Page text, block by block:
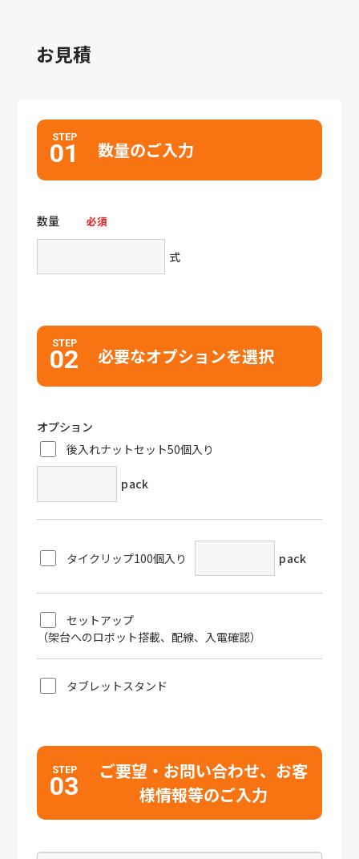
お見積
STEP
01 数量のご入力
数量 必須
式
STEP
02 必要なオプションを選択
オプション
後入れナットセット50個入り
pack
タイクリップ100個入り pack
セットアップ
（架台へのロボット搭載、配線、入電確認）
タブレットスタンド
STEP
03
ご要望・お問い合わせ、お客
様情報等のご入力